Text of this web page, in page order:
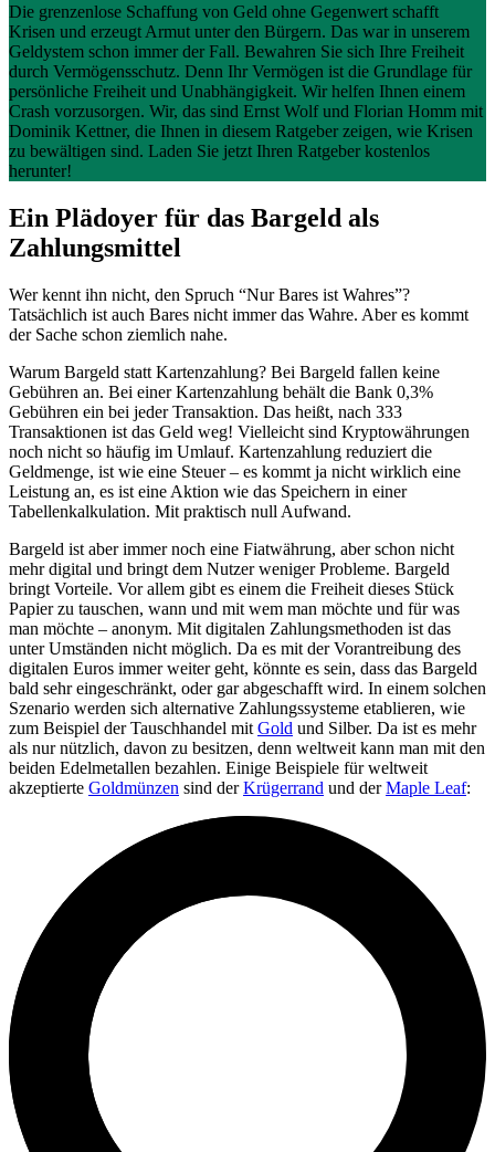
Die grenzenlose Schaffung von Geld ohne Gegenwert schafft
Krisen und erzeugt Armut unter den Bürgern. Das war in unserem
Geldystem schon immer der Fall. Bewahren Sie sich Ihre Freiheit
durch Vermögensschutz. Denn Ihr Vermögen ist die Grundlage für
persönliche Freiheit und Unabhängigkeit. Wir helfen Ihnen einem
Crash vorzusorgen. Wir, das sind Ernst Wolf und Florian Homm mit
Dominik Kettner, die Ihnen in diesem Ratgeber zeigen, wie Krisen
zu bewältigen sind. Laden Sie jetzt Ihren Ratgeber kostenlos
herunter!
Ein Plädoyer für das Bargeld als
Zahlungsmittel
Wer kennt ihn nicht, den Spruch “Nur Bares ist Wahres”?
Tatsächlich ist auch Bares nicht immer das Wahre. Aber es kommt
der Sache schon ziemlich nahe.
Warum Bargeld statt Kartenzahlung? Bei Bargeld fallen keine
Gebühren an. Bei einer Kartenzahlung behält die Bank 0,3%
Gebühren ein bei jeder Transaktion. Das heißt, nach 333
Transaktionen ist das Geld weg! Vielleicht sind Kryptowährungen
noch nicht so häufig im Umlauf. Kartenzahlung reduziert die
Geldmenge, ist wie eine Steuer – es kommt ja nicht wirklich eine
Leistung an, es ist eine Aktion wie das Speichern in einer
Tabellenkalkulation. Mit praktisch null Aufwand.
Bargeld ist aber immer noch eine Fiatwährung, aber schon nicht
mehr digital und bringt dem Nutzer weniger Probleme. Bargeld
bringt Vorteile. Vor allem gibt es einem die Freiheit dieses Stück
Papier zu tauschen, wann und mit wem man möchte und für was
man möchte – anonym. Mit digitalen Zahlungsmethoden ist das
unter Umständen nicht möglich. Da es mit der Vorantreibung des
digitalen Euros immer weiter geht, könnte es sein, dass das Bargeld
bald sehr eingeschränkt, oder gar abgeschafft wird. In einem solchen
Szenario werden sich alternative Zahlungssysteme etablieren, wie
zum Beispiel der Tauschhandel mit Gold und Silber. Da ist es mehr
als nur nützlich, davon zu besitzen, denn weltweit kann man mit den
beiden Edelmetallen bezahlen. Einige Beispiele für weltweit
akzeptierte Goldmünzen sind derKrügerrand und derMaple Leaf: